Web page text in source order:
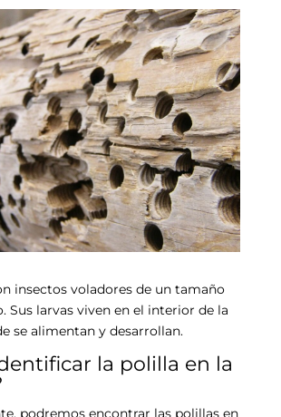
insectos voladores de un tamaño
Sus larvas viven en el interior de la
se alimentan y desarrollan.
la polilla en la
podremos encontrar las polillas en